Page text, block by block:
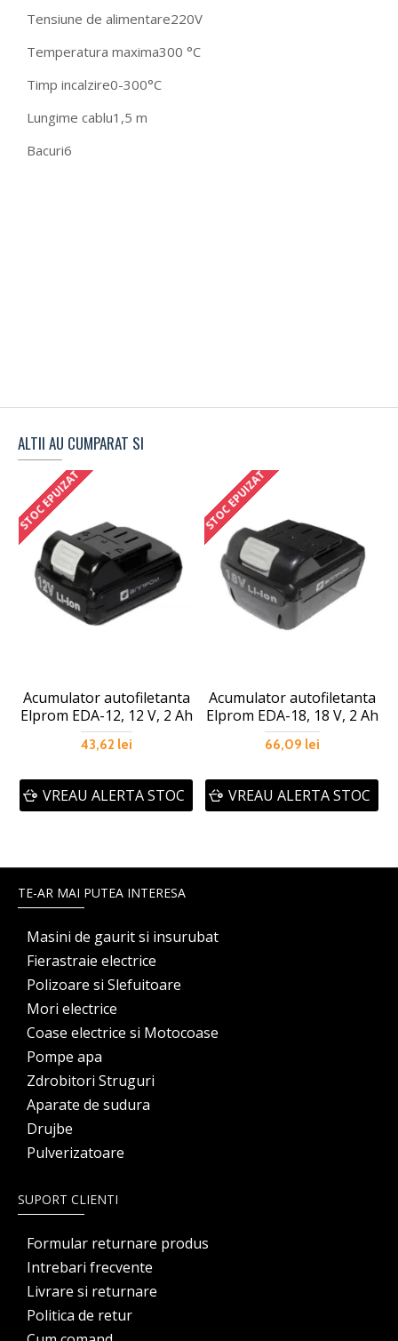
Tensiune de alimentare220V
Temperatura maxima300 °C
Timp incalzire0-300°C
Lungime cablu1,5 m
Bacuri6
ALTII AU CUMPARAT SI
STOC EPUIZAT
Acumulator autofiletanta
Elprom EDA-12, 12 V, 2 Ah
43,62 lei
VREAU ALERTA STOC
STOC EPUIZAT
Acumulator autofiletanta
Elprom EDA-18, 18 V, 2 Ah
66,09 lei
VREAU ALERTA STOC
TE-AR MAI PUTEA INTERESA
Masini de gaurit si insurubat
Fierastraie electrice
Polizoare si Slefuitoare
Mori electrice
Coase electrice si Motocoase
Pompe apa
Zdrobitori Struguri
Aparate de sudura
Drujbe
Pulverizatoare
SUPORT CLIENTI
Formular returnare produs
Intrebari frecvente
Livrare si returnare
Politica de retur